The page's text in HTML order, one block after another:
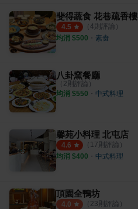
斐得蔬食 花巷疏香樓
4.5 （ 4則評論）
均消 $500 ・ 素食
八卦窯餐廳
（ 2則評論）
均消 $550 ・ 中式料理
馨苑小料理 北屯店
4.6 （ 17則評論）
均消 $400 ・ 中式料理
頂園全鴨坊
4.0 （ 23則評論）